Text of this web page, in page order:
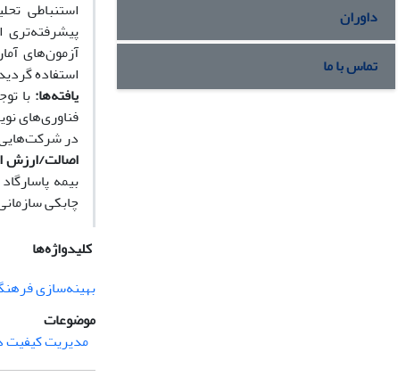
استنباطی
پیشرفته‌تری
آزمون‌های
استفاده
یافتهها: با
فناوری‌های
در شرکت‌هایی
اصالت/ارزش
بیمه
چابکی
کلیدواژه‌ها
بهینه‌سازی
موضوعات
مدیریت
داوران
تماس با ما